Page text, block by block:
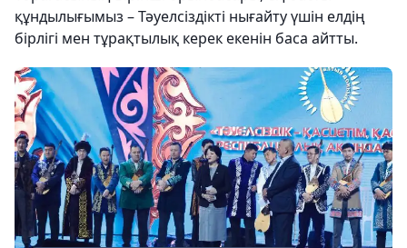
құндылығымыз – Тәуелсіздікті нығайту үшін елдің
бірлігі мен тұрақтылық керек екенін баса айтты.